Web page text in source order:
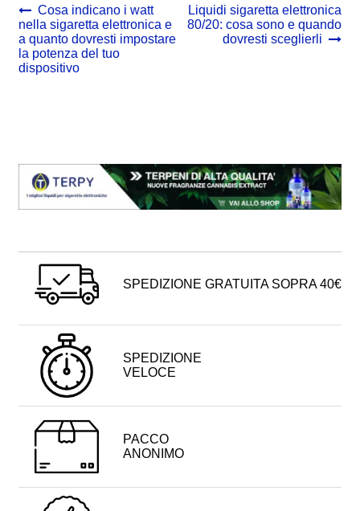
Navigazione
articoli
Previous
post:
Cosa indicano i watt
nella sigaretta elettronica e
a quanto dovresti impostare
la potenza del tuo
dispositivo
Next
post:
Liquidi sigaretta elettronica
80/20: cosa sono e quando
dovresti sceglierli
SPEDIZIONE GRATUITA SOPRA 40€
SPEDIZIONE
VELOCE
PACCO
ANONIMO